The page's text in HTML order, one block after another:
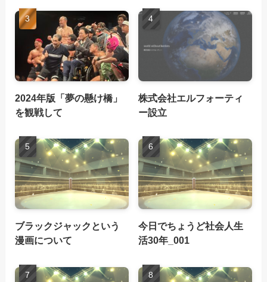
2024年版「夢の懸け橋」
を観戦して
株式会社エルフォーティ
ー設立
ブラックジャックという
漫画について
今日でちょうど社会人生
活30年_001